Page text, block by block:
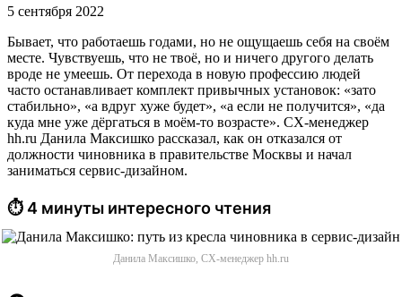
5 сентября 2022
Бывает, что работаешь годами, но не ощущаешь себя на своём
месте. Чувствуешь, что не твоё, но и ничего другого делать
вроде не умеешь. От перехода в новую профессию людей
часто останавливает комплект привычных установок: «зато
стабильно», «а вдруг хуже будет», «а если не получится», «да
куда мне уже дёргаться в моём-то возрасте». CX-менеджер
hh.ru Данила Максишко рассказал, как он отказался от
должности чиновника в правительстве Москвы и начал
заниматься сервис-дизайном.
⏱ 4 минуты интересного чтения
Данила Максишко, CX-менеджер hh.ru